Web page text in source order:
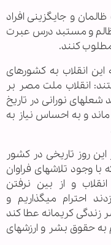
و جایگزینی افراد
ظالم و مستبد درس عبرت
مطلوب کنند.
انقلاب به کشورهای
انقلاب ملت مصر بر
شعله‏ای نورانی در تاریخ
و به احساس نیاز به
روز تاریخی در کشور
وجود تلاش‏های فراوان
انقلاب و از بین نرفتن
احترام می‏گذاریم و
زندگی کریمانه عطا کند
به حقوق بشر و ارزش‏های